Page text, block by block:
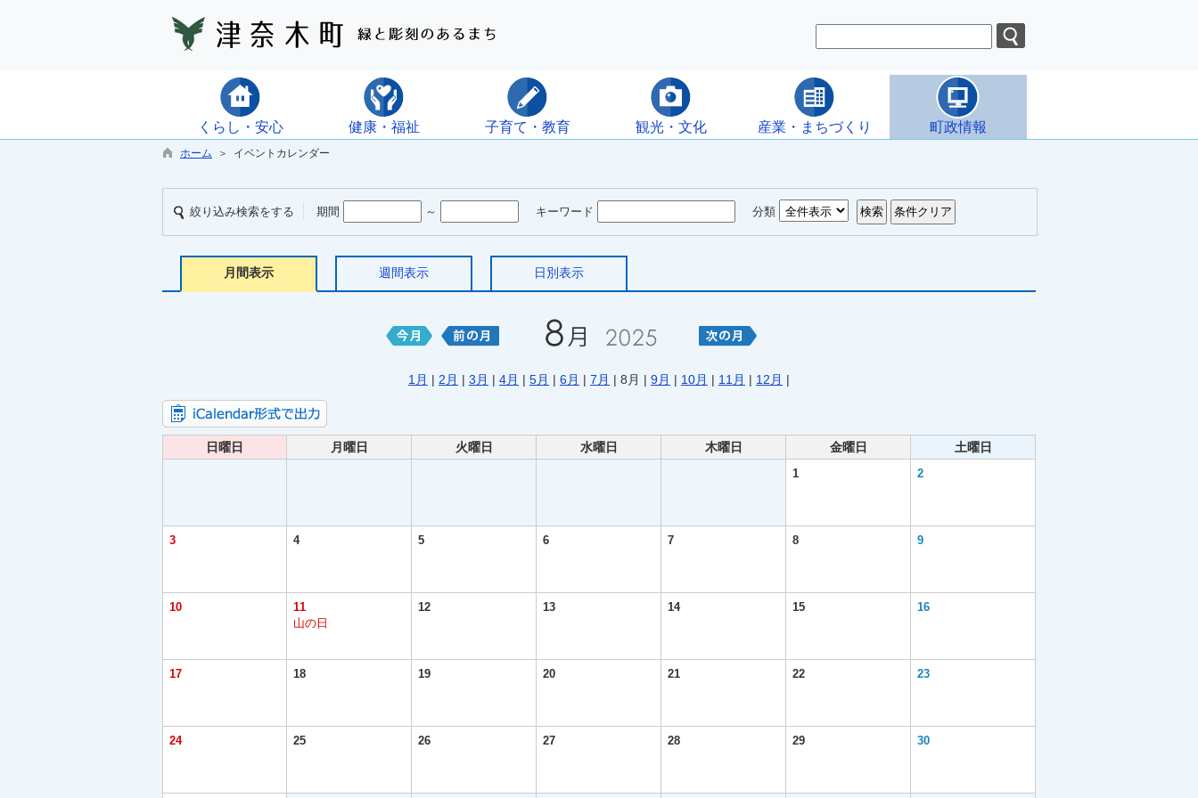
くらし・安心 健康・福祉 子育て・教育 観光・文化 産業・まちづくり 町政情報
ホーム ＞ イベントカレンダー
絞り込み検索をする 期間 ～ キーワード 分類
月間表示 週間表示 日別表示
1月 | 2月 | 3月 | 4月 | 5月 | 6月 | 7月 | 8月 | 9月 | 10月 | 11月 | 12月 |
日曜日 月曜日 火曜日 水曜日 木曜日 金曜日 土曜日
1 2
3 4 5 6 7 8 9
10
11
山の日
12 13 14 15 16
17 18 19 20 21 22 23
24 25 26 27 28 29 30